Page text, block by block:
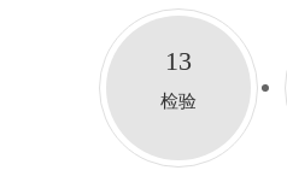
13
检验